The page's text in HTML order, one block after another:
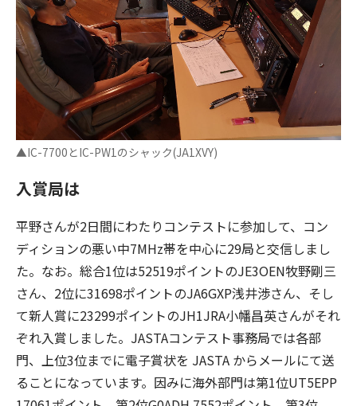
▲IC-7700とIC-PW1のシャック(JA1XVY)
入賞局は
平野さんが2日間にわたりコンテストに参加して、コン
ディションの悪い中7MHz帯を中心に29局と交信しまし
た。なお。総合1位は52519ポイントのJE3OEN牧野剛三
さん、2位に31698ポイントのJA6GXP浅井渉さん、そし
て新人賞に23299ポイントのJH1JRA小幡昌英さんがそれ
ぞれ入賞しました。JASTAコンテスト事務局では各部
門、上位3位までに電子賞状を JASTA からメールにて送
ることになっています。因みに海外部門は第1位UT5EPP